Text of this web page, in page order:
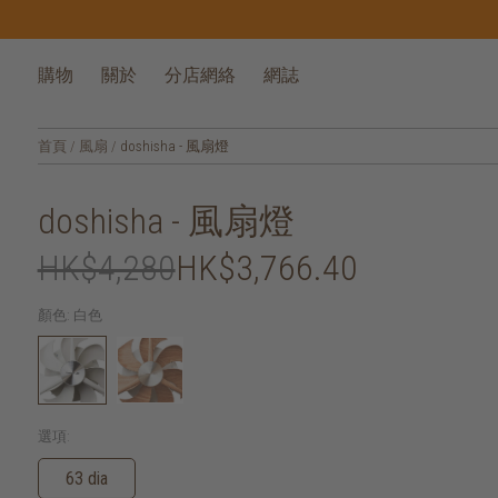
購物 關於 分店網絡 網誌
首頁 / 風扇 / doshisha - 風扇燈
doshisha - 風扇燈
HK$4,280HK$3,766.40
顏色: 白色
選項:
63 dia